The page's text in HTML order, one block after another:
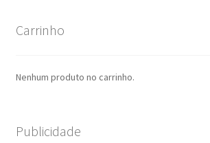
Carrinho
Nenhum produto no carrinho.
Publicidade